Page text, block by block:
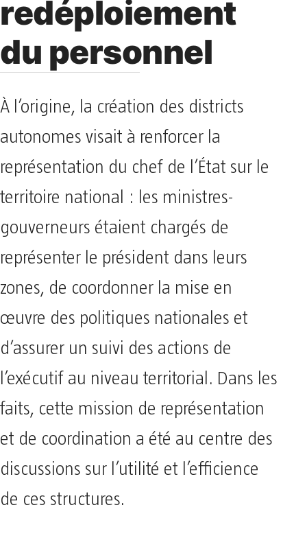
redéploiement
du personnel
À l’origine, la création des districts
autonomes visait à renforcer la
représentation du chef de l’État sur le
territoire national : les ministres-
gouverneurs étaient chargés de
représenter le président dans leurs
zones, de coordonner la mise en
œuvre des politiques nationales et
d’assurer un suivi des actions de
l’exécutif au niveau territorial. Dans les
faits, cette mission de représentation
et de coordination a été au centre des
discussions sur l’utilité et l’efficience
de ces structures.